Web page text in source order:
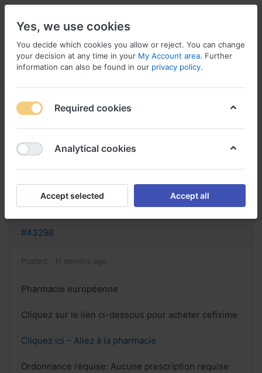
Menu Log in Compare Wishlist
cefixime achat en ligne acheter
céfixime
Reply
#43298
Posted: 11 months ago
Pharmacie européenne
Cliquez sur le lien ci-dessous pour acheter cefixime
Cliquez ici – Allez à la pharmacie
Ordonnance requise: Aucune prescription requise
Yes, we use cookies
You decide which cookies you allow or reject. You can change
your decision at any time in your My Account area. Further
information can also be found in our privacy policy.
Required cookies
Analytical cookies
Accept selected Accept all